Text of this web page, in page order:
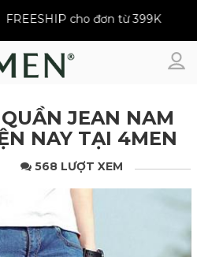
179K - 199K FREESHIP
JEAN NAM
NAY TẠI 4MEN
568 LƯỢT XEM